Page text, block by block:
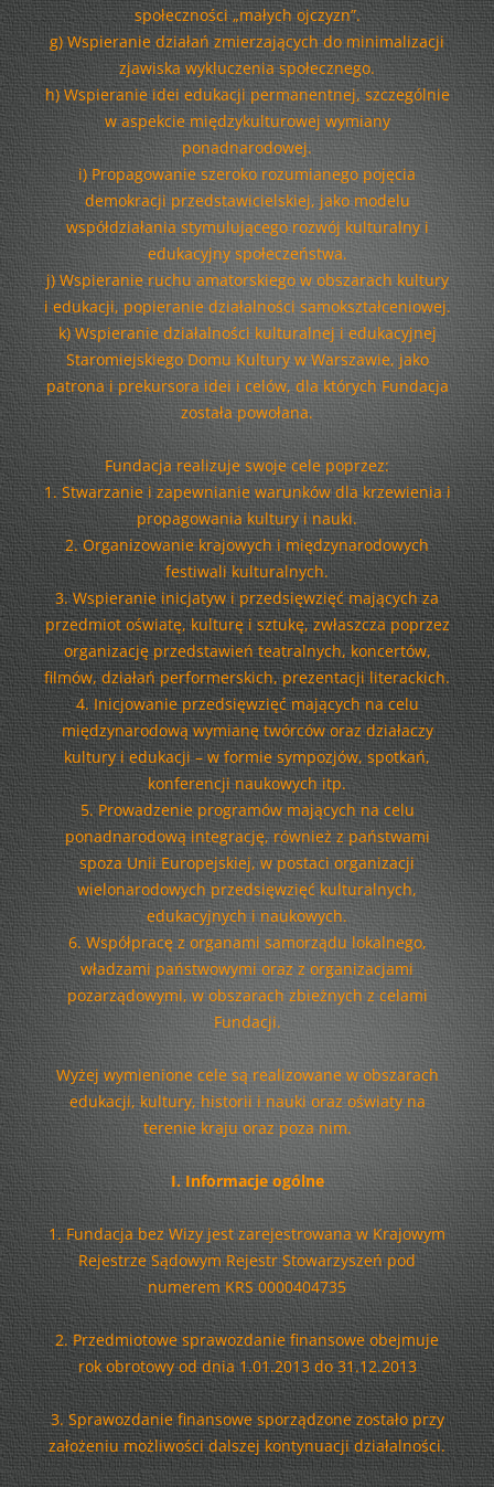
społeczności „małych ojczyzn”.
g) Wspieranie działań zmierzających do minimalizacji
zjawiska wykluczenia społecznego.
h) Wspieranie idei edukacji permanentnej, szczególnie
w aspekcie międzykulturowej wymiany
ponadnarodowej.
i) Propagowanie szeroko rozumianego pojęcia
demokracji przedstawicielskiej, jako modelu
współdziałania stymulującego rozwój kulturalny i
edukacyjny społeczeństwa.
j) Wspieranie ruchu amatorskiego w obszarach kultury
i edukacji, popieranie działalności samokształceniowej.
k) Wspieranie działalności kulturalnej i edukacyjnej
Staromiejskiego Domu Kultury w Warszawie, jako
patrona i prekursora idei i celów, dla których Fundacja
została powołana.
Fundacja realizuje swoje cele poprzez:
1. Stwarzanie i zapewnianie warunków dla krzewienia i
propagowania kultury i nauki.
2. Organizowanie krajowych i międzynarodowych
festiwali kulturalnych.
3. Wspieranie inicjatyw i przedsięwzięć mających za
przedmiot oświatę, kulturę i sztukę, zwłaszcza poprzez
organizację przedstawień teatralnych, koncertów,
filmów, działań performerskich, prezentacji literackich.
4. Inicjowanie przedsięwzięć mających na celu
międzynarodową wymianę twórców oraz działaczy
kultury i edukacji – w formie sympozjów, spotkań,
konferencji naukowych itp.
5. Prowadzenie programów mających na celu
ponadnarodową integrację, również z państwami
spoza Unii Europejskiej, w postaci organizacji
wielonarodowych przedsięwzięć kulturalnych,
edukacyjnych i naukowych.
6. Współpracę z organami samorządu lokalnego,
władzami państwowymi oraz z organizacjami
pozarządowymi, w obszarach zbieżnych z celami
Fundacji.
Wyżej wymienione cele są realizowane w obszarach
edukacji, kultury, historii i nauki oraz oświaty na
terenie kraju oraz poza nim.
I. Informacje ogólne
1. Fundacja bez Wizy jest zarejestrowana w Krajowym
Rejestrze Sądowym Rejestr Stowarzyszeń pod
numerem KRS 0000404735
2. Przedmiotowe sprawozdanie finansowe obejmuje
rok obrotowy od dnia 1.01.2013 do 31.12.2013
3. Sprawozdanie finansowe sporządzone zostało przy
założeniu możliwości dalszej kontynuacji działalności.